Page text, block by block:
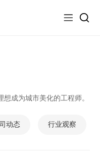
成为城市美化的工程师。
动态 行业观察